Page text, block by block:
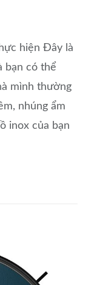
hiện Đây là
bạn có thể
mình thường
nhúng ẩm
inox của bạn